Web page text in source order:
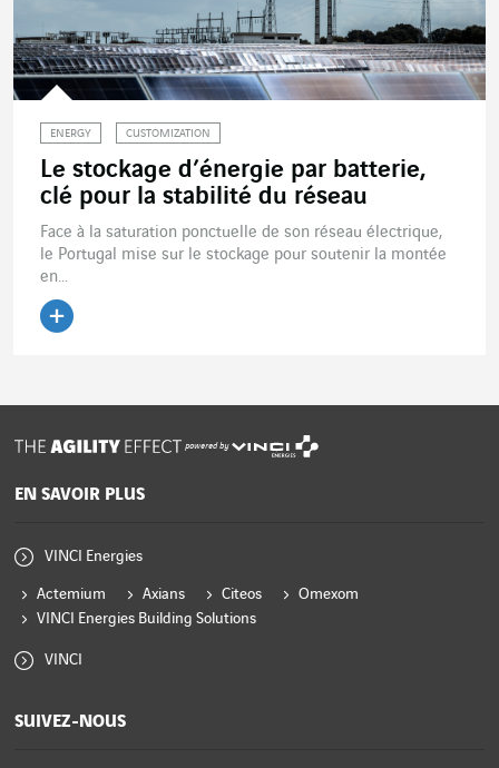
ENERGY CUSTOMIZATION
Le stockage d’énergie par batterie,
clé pour la stabilité du réseau
Face à la saturation ponctuelle de son réseau électrique,
le Portugal mise sur le stockage pour soutenir la montée
en...
powered by
EN SAVOIR PLUS
VINCI Energies
Actemium Axians Citeos
Omexom
VINCI Energies Building Solutions
VINCI
SUIVEZ-NOUS